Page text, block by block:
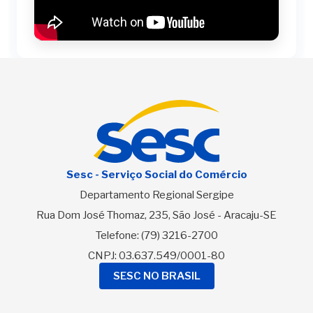
Sesc - Serviço Social do Comércio
Departamento Regional Sergipe
Rua Dom José Thomaz, 235, São José - Aracaju-SE
Telefone: (79) 3216-2700
CNPJ: 03.637.549/0001-80
SESC NO BRASIL